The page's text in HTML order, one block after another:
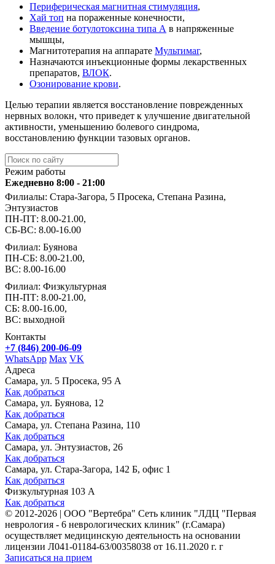
Периферическая магнитная стимуляция,
Хай топ на пораженные конечности,
Введение ботулотоксина типа А в напряженные
мышцы,
Магнитотерапия на аппарате Мультимаг,
Назначаются инъекционные формы лекарственных
препаратов, ВЛОК.
Озонирование крови.
Целью терапии является восстановление поврежденных
нервных волокн, что приведет к улучшение двигательной
активности, уменьшению болевого синдрома,
восстановлению функции тазовых органов.
Режим работы
Ежедневно 8:00 - 21:00
Филиалы: Стара-Загора, 5 Просека, Степана Разина,
Энтузиастов
ПН-ПТ: 8.00-21.00,
СБ-ВС: 8.00-16.00
Филиал: Буянова
ПН-СБ: 8.00-21.00,
ВС: 8.00-16.00
Филиал: Физкультурная
ПН-ПТ: 8.00-21.00,
СБ: 8.00-16.00,
ВС: выходной
Контакты
+7 (846) 200-06-09
WhatsApp Max VK
Адреса
Самара, ул. 5 Просека, 95 А
Как добраться
Самара, ул. Буянова, 12
Как добраться
Самара, ул. Степана Разина, 110
Как добраться
Самара, ул. Энтузиастов, 26
Как добраться
Самара, ул. Стара-Загора, 142 Б, офис 1
Как добраться
Физкультурная 103 А
Как добраться
© 2012-2026 | ООО "Вертебра" Сеть клиник "ЛДЦ "Первая
неврология - 6 неврологических клиник" (г.Самара)
осуществляет медицинскую деятельность на основании
лицензии Л041-01184-63/00358038 от 16.11.2020 г. г
Записаться на прием